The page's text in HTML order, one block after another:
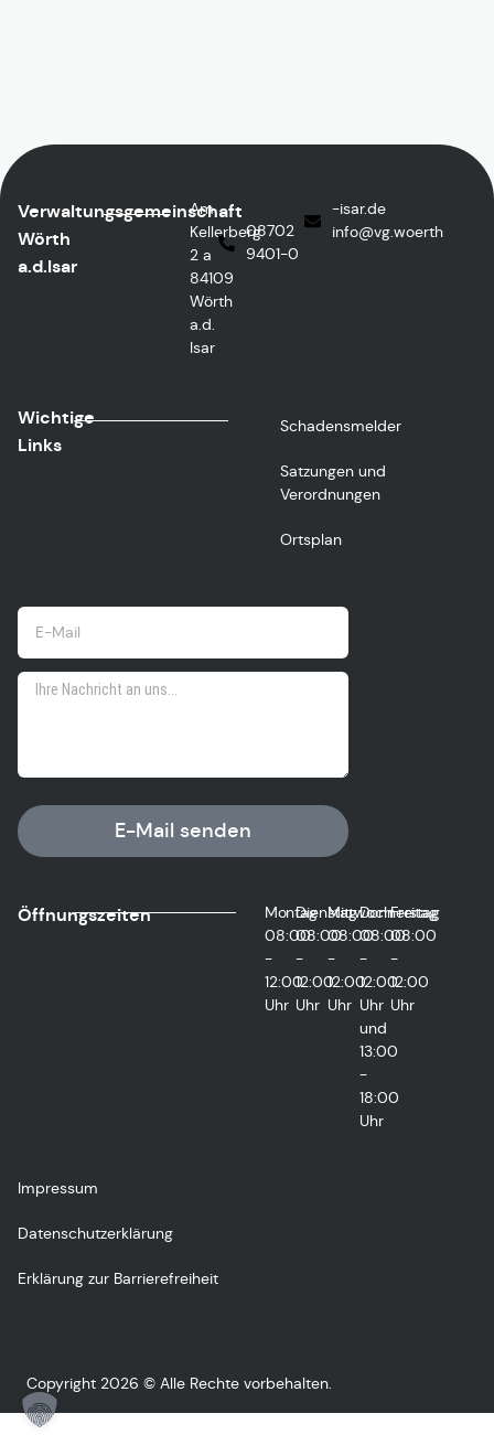
Verwaltungsgemeinschaft
Wörth
a.d.Isar
Am
Kellerberg
2 a
84109
Wörth
a.d.
Isar
08702
9401-0
ed.rasi-
htreow.gv
@ofni
Wichtige
Links
Schadensmelder
Satzungen und
Verordnungen
Ortsplan
E-Mail senden
Öffnungszeiten
Montag
08:00
-
12:00
Uhr
Dienstag
08:00
-
12:00
Uhr
Mittwoch
08:00
-
12:00
Uhr
Donnerstag
08:00
-
12:00
Uhr
und
13:00
-
18:00
Uhr
Freitag
08:00
-
12:00
Uhr
Impressum
Datenschutzerklärung
Erklärung zur Barrierefreiheit
Copyright 2026 © Alle Rechte vorbehalten.